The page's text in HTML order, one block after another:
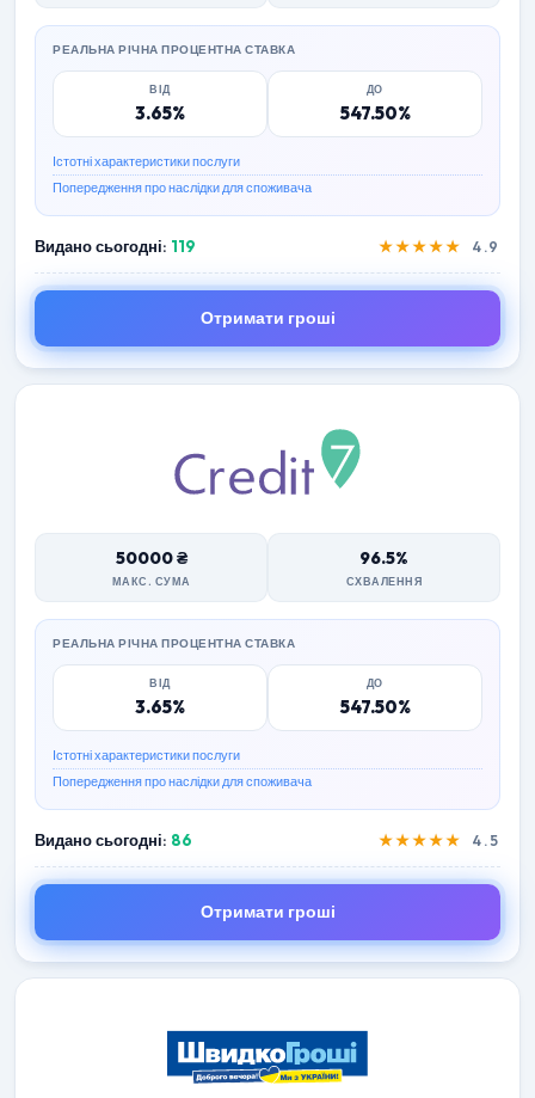
РЕАЛЬНА РІЧНА ПРОЦЕНТНА СТАВКА
ВІД
3.65%
ДО
547.50%
Істотні характеристики послуги
Попередження про наслідки для споживача
Видано сьогодні: 119 ★★★★★ 4.9
Отримати гроші
50000 ₴
МАКС. СУМА
96.5%
СХВАЛЕННЯ
РЕАЛЬНА РІЧНА ПРОЦЕНТНА СТАВКА
ВІД
3.65%
ДО
547.50%
Істотні характеристики послуги
Попередження про наслідки для споживача
Видано сьогодні: 86 ★★★★★ 4.5
Отримати гроші